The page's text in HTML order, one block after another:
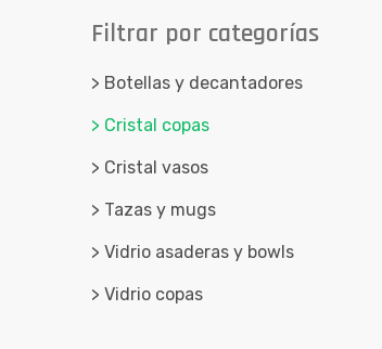
Filtrar por categorías
> Botellas y decantadores
> Cristal copas
> Cristal vasos
> Tazas y mugs
> Vidrio asaderas y bowls
> Vidrio copas